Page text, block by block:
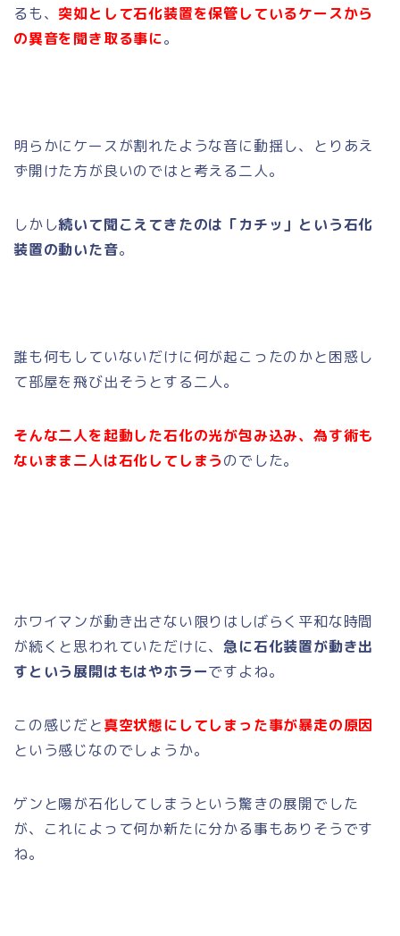
るも、 突如として石化装置を保管しているケースから
の異音を聞き取る事に。
明らかにケースが割れたような音に動揺し、とりあえ
ず開けた方が良いのではと考える二人。
しかし続いて聞こえてきたのは「カチッ」という石化
装置の動いた音。
誰も何もしていないだけに何が起こったのかと困惑し
て部屋を飛び出そうとする二人。
そんな二人を起動した石化の光が包み込み、為す術も
ないまま二人は石化してしまうのでした。
ホワイマンが動き出さない限りはしばらく平和な時間
が続くと思われていただけに、急に石化装置が動き出
すという展開はもはやホラーですよね。
この感じだと真空状態にしてしまった事が暴走の原因
という感じなのでしょうか。
ゲンと陽が石化してしまうという驚きの展開でした
が、これによって何か新たに分かる事もありそうです
ね。